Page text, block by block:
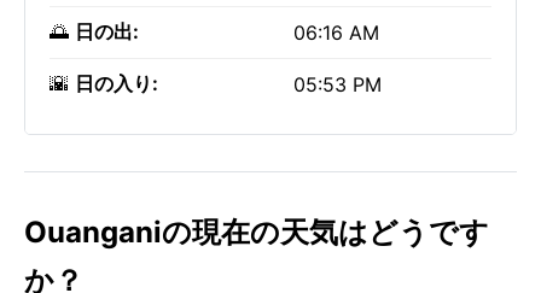
🌅 日の出: 06:16 AM
🌇 日の入り: 05:53 PM
Ouanganiの現在の天気はどうです
か？